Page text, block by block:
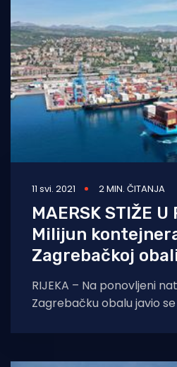
11 svi. 2021 2 MIN. ČITANJA
MAERSK STIŽE U
Milijun
Zagrebačkoj
RIJEKA – Na ponovljeni
Zagrebačku obalu javio
kontejnerskog brodara A.